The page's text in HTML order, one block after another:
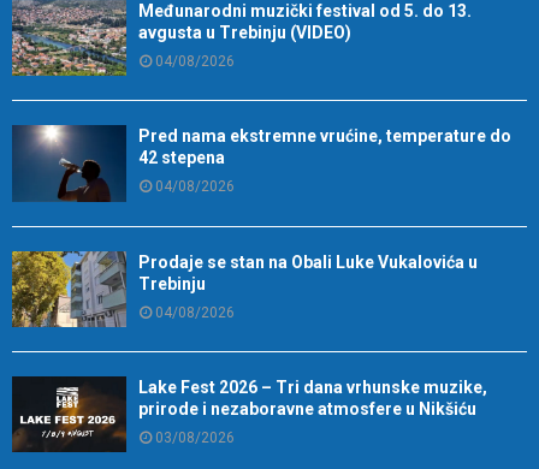
Međunarodni muzički festival od 5. do 13.
avgusta u Trebinju (VIDEO)
04/08/2026
Pred nama ekstremne vrućine, temperature do
42 stepena
04/08/2026
Prodaje se stan na Obali Luke Vukalovića u
Trebinju
04/08/2026
Lake Fest 2026 – Tri dana vrhunske muzike,
prirode i nezaboravne atmosfere u Nikšiću
03/08/2026